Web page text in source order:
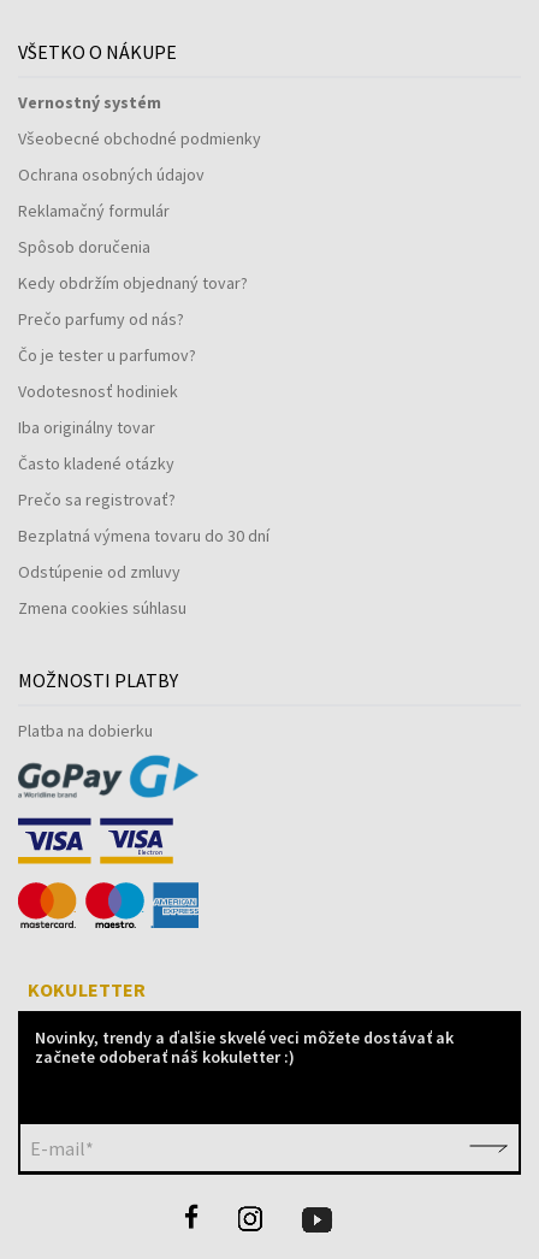
VŠETKO O NÁKUPE
Vernostný systém
Všeobecné obchodné podmienky
Ochrana osobných údajov
Reklamačný formulár
Spôsob doručenia
Kedy obdržím objednaný tovar?
Prečo parfumy od nás?
Čo je tester u parfumov?
Vodotesnosť hodiniek
Iba originálny tovar
Často kladené otázky
Prečo sa registrovať?
Bezplatná výmena tovaru do 30 dní
Odstúpenie od zmluvy
Zmena cookies súhlasu
MOŽNOSTI PLATBY
Platba na dobierku
KOKULETTER
Novinky, trendy a ďalšie skvelé veci môžete dostávať ak
začnete odoberať náš kokuletter :)
E-mail*